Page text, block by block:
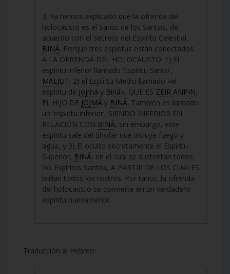
3. Ya hemos explicado que la ofrenda del
holocausto es el Santo de los Santos, de
acuerdo con el secreto del Espíritu Celestial,
BINÁ. Porque tres espíritus están conectados
A LA OFRENDA DEL HOLOCAUSTO: 1) El
espíritu inferior llamado ‘Espíritu Santo’,
MALJUT; 2) el Espíritu Medio llamado «el
espíritu de Jojmá y Biná», QUE ES ZEIR ANPIN,
EL HIJO DE JOJMÁ y BINÁ. También es llamado
un ‘espiritu inferior’, SIENDO INFERIOR EN
RELACIÓN CON BINÁ, sin embargo, este
espíritu sale del Shofar que incluye fuego y
agua, y 3) El oculto secretamente el Espíritu
Superior, BINÁ, en el cual se sustentan todos
los Espíritus Santos, A PARTIR DE LOS CUALES
brillan todos los rostros. Por tanto, la ofrenda
del holocausto se convierte en un verdadero
espíritu nuevamente.
Traducción al Hebreo: